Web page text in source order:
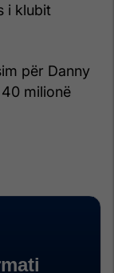
i klubit
për Danny
milionë